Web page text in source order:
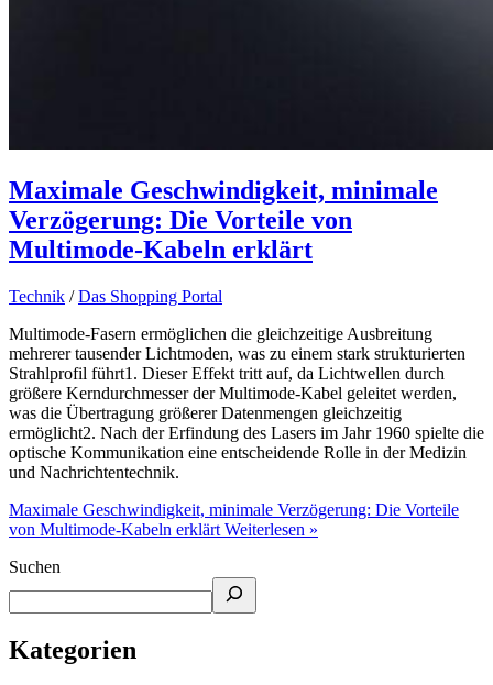
Maximale Geschwindigkeit, minimale
Verzögerung: Die Vorteile von
Multimode-Kabeln erklärt
Technik /Das Shopping Portal
Multimode-Fasern ermöglichen die gleichzeitige Ausbreitung
mehrerer tausender Lichtmoden, was zu einem stark strukturierten
Strahlprofil führt1. Dieser Effekt tritt auf, da Lichtwellen durch
größere Kerndurchmesser der Multimode-Kabel geleitet werden,
was die Übertragung größerer Datenmengen gleichzeitig
ermöglicht2. Nach der Erfindung des Lasers im Jahr 1960 spielte die
optische Kommunikation eine entscheidende Rolle in der Medizin
und Nachrichtentechnik.
Maximale Geschwindigkeit, minimale Verzögerung: Die Vorteile
von Multimode-Kabeln erklärt Weiterlesen »
Suchen
Kategorien